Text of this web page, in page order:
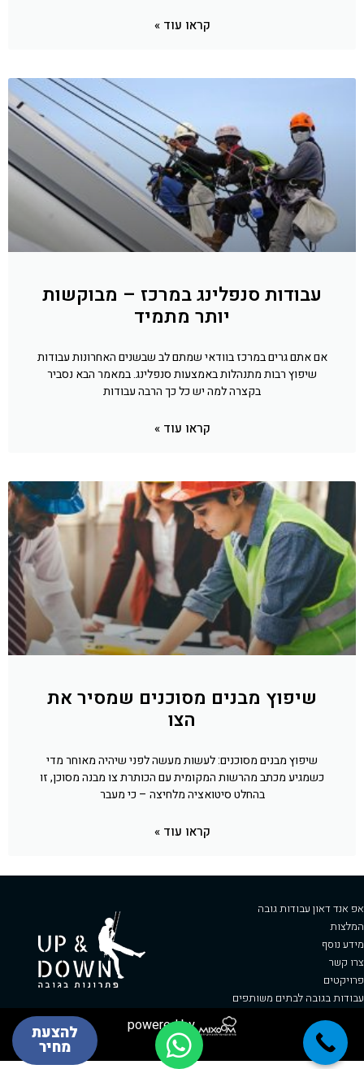
קראו עוד »
עבודות סנפלינג במרכז – מבוקשות
יותר מתמיד
אם אתם גרים במרכז בוודאי שמתם לב שבשנים האחרונות עבודות
שיפוץ רבות מתנהלות באמצעות סנפלינג. במאמר הבא נסביר
בקצרה למה יש כל כך הרבה עבודות
קראו עוד »
שיפוץ מבנים מסוכנים שמסיר את
הצו
שיפוץ מבנים מסוכנים: לעשות מעשה לפני שיהיה מאוחר מדי
כשמגיע מכתב מהרשות המקומית עם הכותרת צו מבנה מסוכן, זו
בהחלט סיטואציה מלחיצה – כי מעבר
קראו עוד »
אפ אנד דאון עבודות גובה
המלצות
מידע נוסף
צרו קשר
פרויקטים
עבודות בגובה לבתים משותפים
להצעת
מחיר
powered by